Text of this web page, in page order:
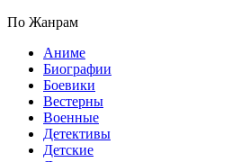
По Жанрам
Аниме
Биографии
Боевики
Вестерны
Военные
Детективы
Детские